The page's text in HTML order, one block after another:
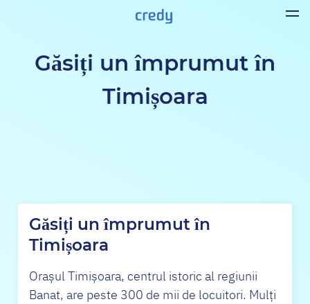
Găsiți un împrumut în
Timișoara
Găsiți un împrumut în
Timișoara
Orașul Timișoara, centrul istoric al regiunii
Banat, are peste 300 de mii de locuitori. Mulți